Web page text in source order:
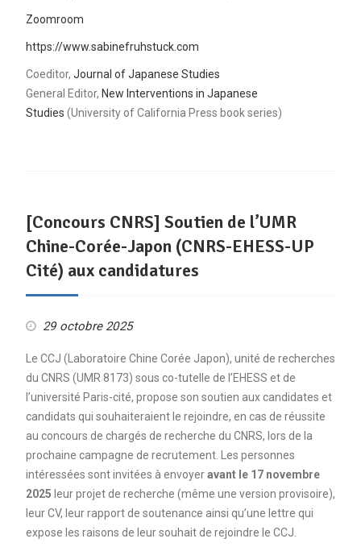
Zoomroom
https://www.sabinefruhstuck.com
Coeditor, Journal of Japanese Studies
General Editor, New Interventions in Japanese
Studies (University of California Press book series)
[Concours CNRS] Soutien de l’UMR
Chine-Corée-Japon (CNRS-EHESS-UP
Cité) aux candidatures
29 octobre 2025
Le CCJ (Laboratoire Chine Corée Japon), unité de recherches
du CNRS (UMR 8173) sous co-tutelle de l’EHESS et de
l’université Paris-cité, propose son soutien aux candidates et
candidats qui souhaiteraient le rejoindre, en cas de réussite
au concours de chargés de recherche du CNRS, lors de la
prochaine campagne de recrutement. Les personnes
intéressées sont invitées à envoyeravant le 17 novembre
2025 leur projet de recherche (même une version provisoire),
leur CV, leur rapport de soutenance ainsi qu’une lettre qui
expose les raisons de leur souhait de rejoindre le CCJ.